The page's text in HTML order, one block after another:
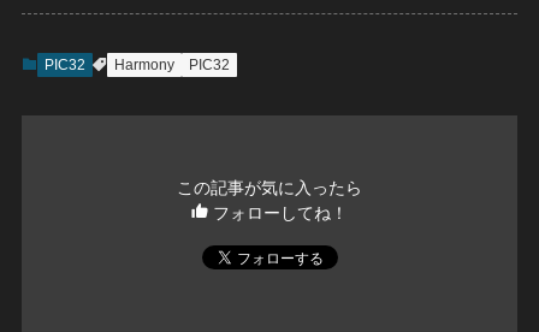
PIC32 Harmony PIC32
この記事が気に入ったら
フォローしてね！